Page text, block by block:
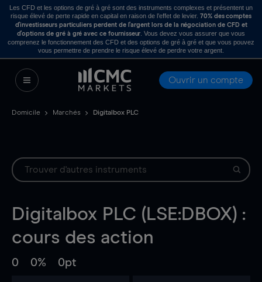
Les CFD et les options de gré à gré sont des instruments complexes et présentent un
risque élevé de perte rapide en capital en raison de l’effet de levier. 70% des comptes
d’investisseurs particuliers perdent de l’argent lors de la négociation de CFD et
d’options de gré à gré avec ce fournisseur . Vous devez vous assurer que vous
comprenez le fonctionnement des CFD et des options de gré à gré et que vous pouvez
vous permettre de prendre le risque élevé de perdre votre argent.
Ouvrir un compte
Domicile Marchés Digitalbox PLC
Digitalbox PLC (LSE:DBOX) :
cours des action
0 0% 0pt